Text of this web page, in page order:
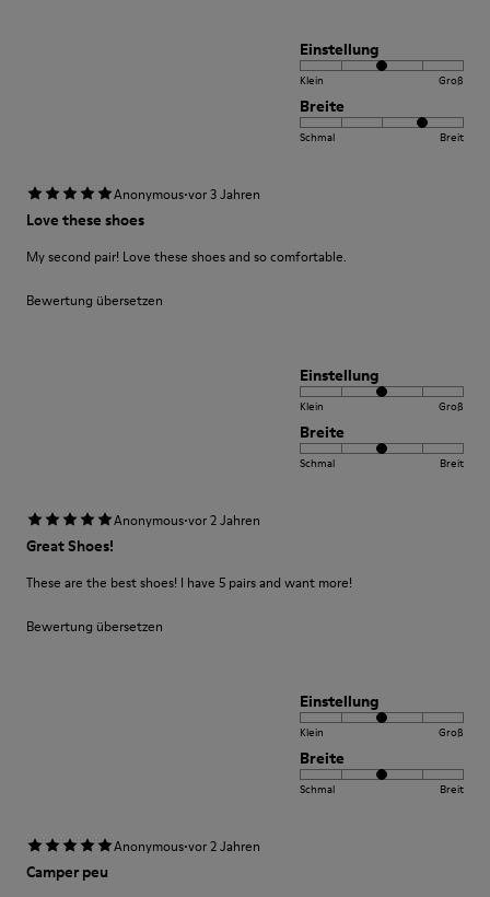
Einstellung
Klein Groß
Breite
Schmal Breit
Anonymous·vor 3 Jahren
Love these shoes
My second pair! Love these shoes and so comfortable.
Bewertung übersetzen
Einstellung
Klein Groß
Breite
Schmal Breit
Anonymous·vor 2 Jahren
Great Shoes!
These are the best shoes! I have 5 pairs and want more!
Bewertung übersetzen
Einstellung
Klein Groß
Breite
Schmal Breit
Anonymous·vor 2 Jahren
Camper peu